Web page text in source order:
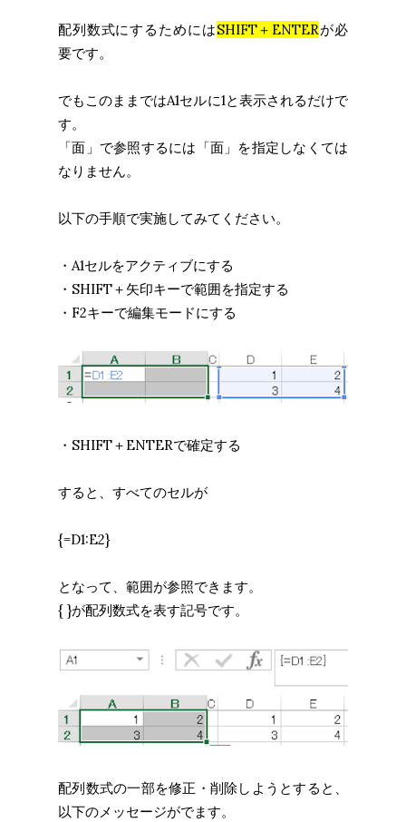
配列数式にするためにはSHIFT＋ENTERが必
要です。
でもこのままではA1セルに1と表示されるだけで
す。
「面」で参照するには「面」を指定しなくては
なりません。
以下の手順で実施してみてください。
・A1セルをアクティブにする
・SHIFT＋矢印キーで範囲を指定する
・F2キーで編集モードにする
・SHIFT＋ENTERで確定する
すると、すべてのセルが
{=D1:E2}
となって、範囲が参照できます。
{ }が配列数式を表す記号です。
配列数式の一部を修正・削除しようとすると、
以下のメッセージがでます。